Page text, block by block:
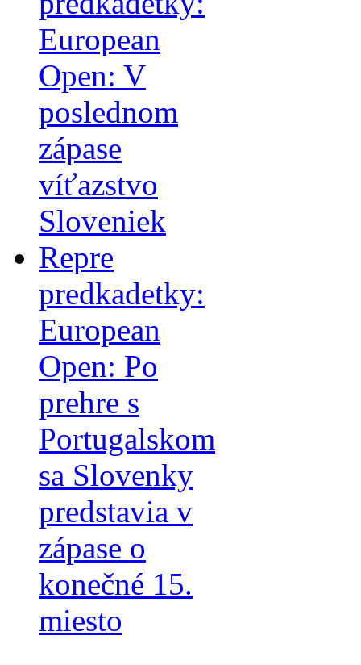
European
Open: V
poslednom
zápase
víťazstvo
Sloveniek
Repre
predkadetky:
European
Open: Po
prehre s
Portugalskom
sa Slovenky
predstavia v
zápase o
konečné 15.
miesto